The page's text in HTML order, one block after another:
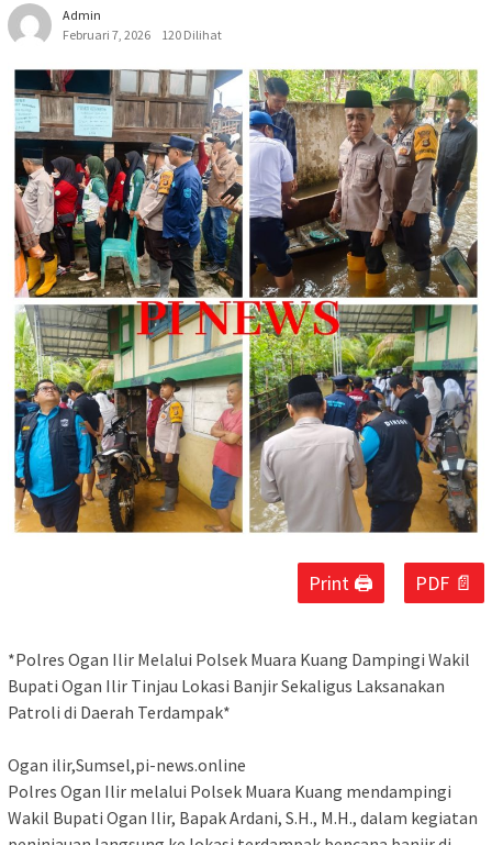
Admin
Februari 7, 2026
120 Dilihat
Print 🖨 PDF 📄
‎*Polres Ogan Ilir Melalui Polsek Muara Kuang Dampingi Wakil
Bupati Ogan Ilir Tinjau Lokasi Banjir Sekaligus Laksanakan
Patroli di Daerah Terdampak*
‎Ogan ilir,Sumsel,pi-news.online
‎Polres Ogan Ilir melalui Polsek Muara Kuang mendampingi
Wakil Bupati Ogan Ilir, Bapak Ardani, S.H., M.H., dalam kegiatan